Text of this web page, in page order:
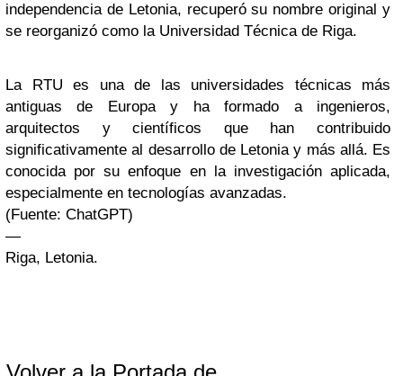
independencia de Letonia, recuperó su nombre original y
se reorganizó como la Universidad Técnica de Riga.
La RTU es una de las universidades técnicas más
antiguas de Europa y ha formado a ingenieros,
arquitectos y científicos que han contribuido
significativamente al desarrollo de Letonia y más allá. Es
conocida por su enfoque en la investigación aplicada,
especialmente en tecnologías avanzadas.
(Fuente: ChatGPT)
—
Riga, Letonia.